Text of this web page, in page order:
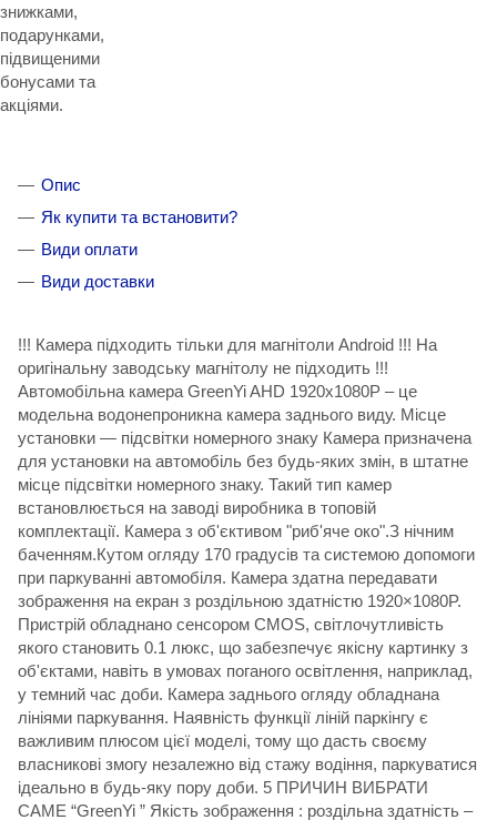
знижками,
подарунками,
підвищеними
бонусами та
акціями.
Опис
Як купити та встановити?
Види оплати
Види доставки
!!! Камера підходить тільки для магнітоли Android !!! На
оригінальну заводську магнітолу не підходить !!!
Автомобільна камера GreenYi AHD 1920x1080P – це
модельна водонепроникна камера заднього виду. Місце
установки — підсвітки номерного знаку Камера призначена
для установки на автомобіль без будь-яких змін, в штатне
місце підсвітки номерного знаку. Такий тип камер
встановлюється на заводі виробника в топовій
комплектації. Камера з об'єктивом "риб'яче око".З нічним
баченням.Кутом огляду 170 градусів та системою допомоги
при паркуванні автомобіля. Камера здатна передавати
зображення на екран з роздільною здатністю 1920×1080P.
Пристрій обладнано сенсором CMOS, світлочутливість
якого становить 0.1 люкс, що забезпечує якісну картинку з
об'єктами, навіть в умовах поганого освітлення, наприклад,
у темний час доби. Камера заднього огляду обладнана
лініями паркування. Наявність функції ліній паркінгу є
важливим плюсом цієї моделі, тому що дасть своєму
власникові змогу незалежно від стажу водіння, паркуватися
ідеально в будь-яку пору доби. 5 ПРИЧИН ВИБРАТИ
САМЕ “GreenYi ” Якість зображення : роздільна здатність –